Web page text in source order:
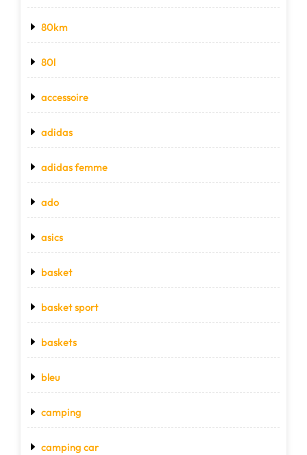
80km
80l
accessoire
adidas
adidas femme
ado
asics
basket
basket sport
baskets
bleu
camping
camping car